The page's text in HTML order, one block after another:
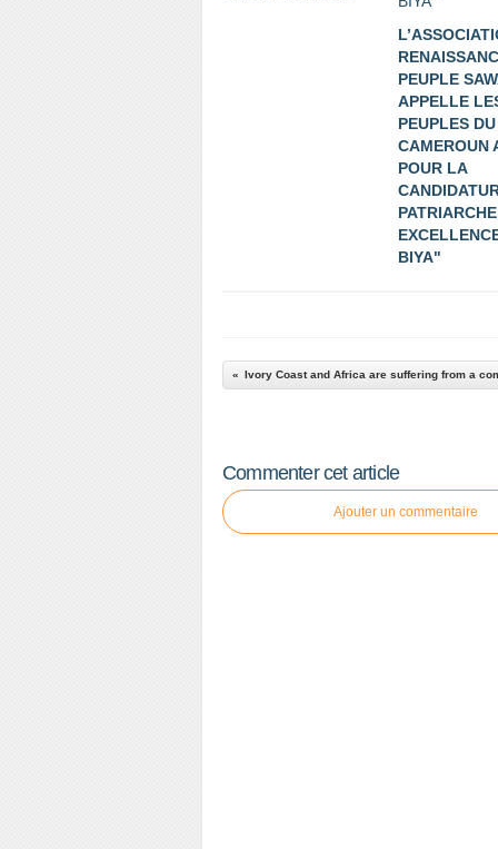
PEUPLE
APPELLE
PEUPLES DU
CAMEROUN
POUR LA
BIYA"
Ivory Coast and Africa are suffering from a
Commenter cet article
Ajouter un commentaire